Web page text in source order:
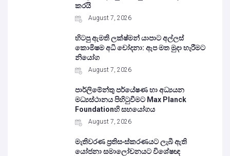
කරයි
August 7, 2026
හිටපු ඇමති ලක්ෂ්මන් යාපාට අල්ලස්
කොමිෂම අධි චෝදනා: ඇප මත මුදා හැරීමට
නියෝග
August 7, 2026
පාර්ලිමේන්තු පර්යේෂණ හා අධ්‍යයන
මධ්‍යස්ථානය පිහිටුවීමට Max Planck
Foundationහි සහයෝගය
August 7, 2026
මැතිවරණ ප්‍රතිසංස්කරණයට ලැබී ඇති
යෝජනා සමාලෝචනයට විශේෂඥ